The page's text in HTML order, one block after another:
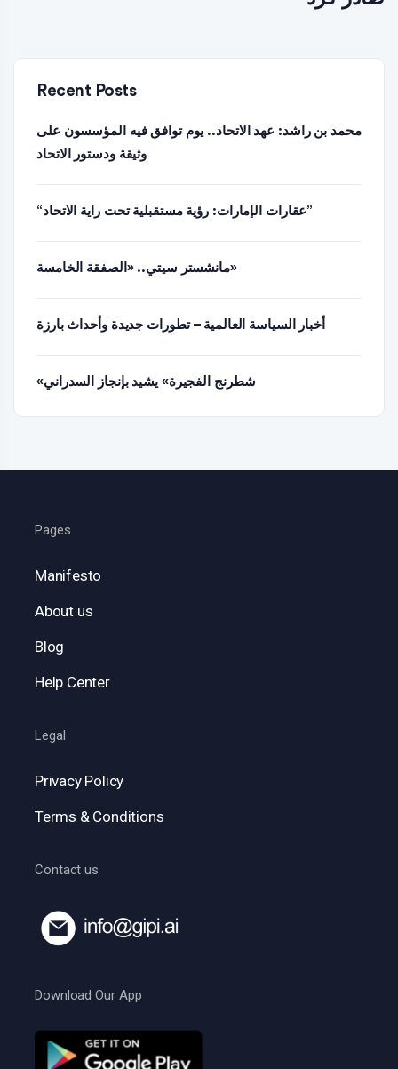
Recent Posts
محمد بن راشد: عهد الاتحاد.. يوم توافق فيه المؤسسون على
وثيقة ودستور الاتحاد
“عقارات الإمارات: رؤية مستقبلية تحت راية الاتحاد”
مانشستر سيتي.. «الصفقة الخامسة»
أخبار السياسة العالمية – تطورات جديدة وأحداث بارزة
«شطرنج الفجيرة» يشيد بإنجاز السدراني
Pages
Manifesto
About us
Blog
Help Center
Legal
Privacy Policy
Terms & Conditions
Contact us
Download Our App